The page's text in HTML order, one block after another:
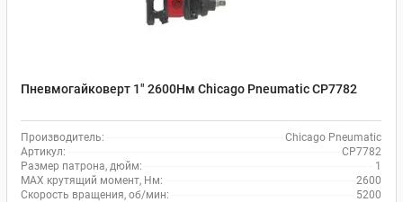
Пневмогайковерт 1" 2600Нм Chicago Pneumatic CP7782
Производитель:
Chicago Pneumatic
Артикул:
CP7782
Размер патрона, дюйм:
1
MAX крутящий момент, Нм:
2600
Скорость вращения, об/мин:
5200